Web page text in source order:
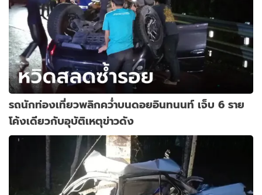
รถนักท่องเที่ยวพลิกคว่ำบนดอยอินทนนท์ เจ็บ 6 ราย
โค้งเดียวกับอุบัติเหตุข่าวดัง